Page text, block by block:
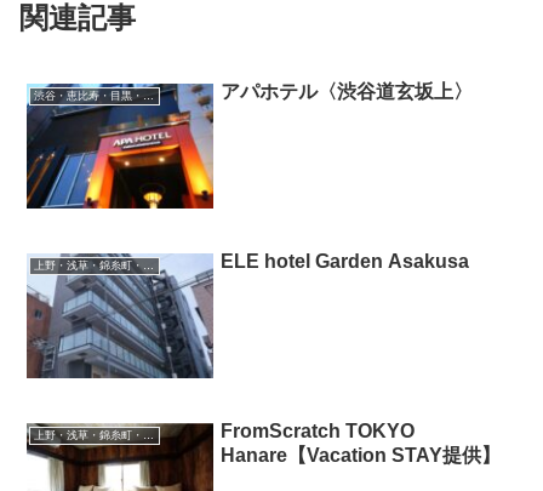
関連記事
アパホテル〈渋谷道玄坂上〉
ELE hotel Garden Asakusa
FromScratch TOKYO
Hanare【Vacation STAY提供】